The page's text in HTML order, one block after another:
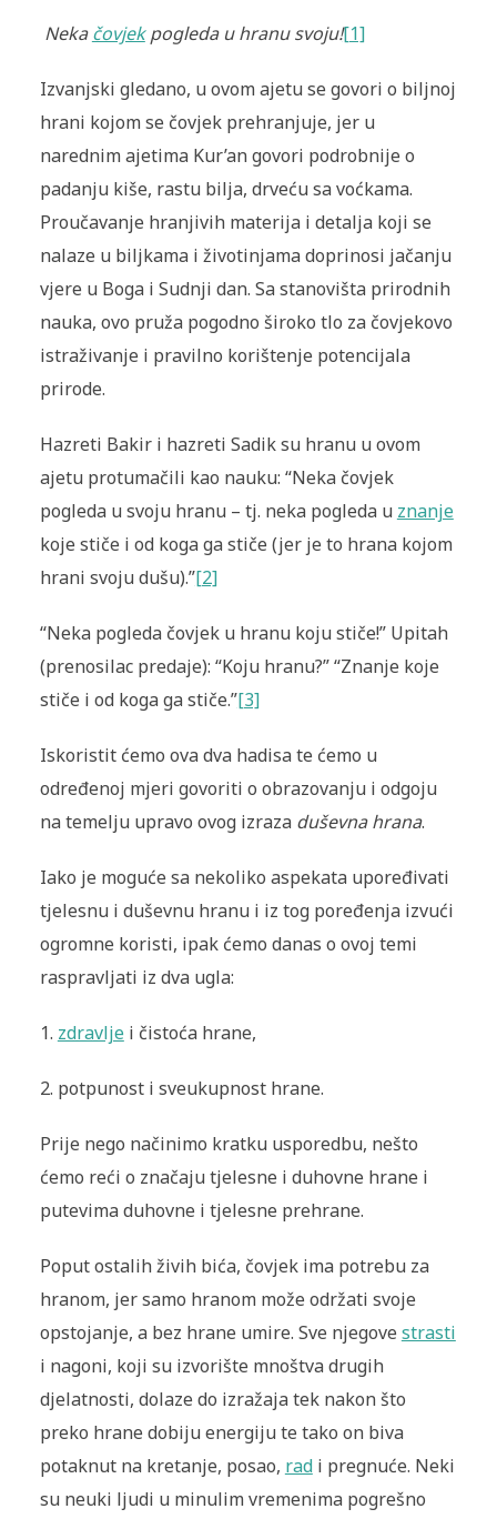
Nekačovjekpogleda u hranu svoju![1]
Izvanjski gledano, u ovom ajetu se govori o biljnoj
hrani kojom se čovjek prehranjuje, jer u
narednim ajetima Kur’an govori podrobnije o
padanju kiše, rastu bilja, drveću sa voćkama.
Proučavanje hranjivih materija i detalja koji se
nalaze u biljkama i životinjama doprinosi jačanju
vjere u Boga i Sudnji dan. Sa stanovišta prirodnih
nauka, ovo pruža pogodno široko tlo za čovjekovo
istraživanje i pravilno korištenje potencijala
prirode.
Hazreti Bakir i hazreti Sadik su hranu u ovom
ajetu protumačili kao nauku: “Neka čovjek
pogleda u svoju hranu – tj. neka pogleda u znanje
koje stiče i od koga ga stiče (jer je to hrana kojom
hrani svoju dušu).”[2]
“Neka pogleda čovjek u hranu koju stiče!” Upitah
(prenosilac predaje): “Koju hranu?” “Znanje koje
stiče i od koga ga stiče.”[3]
Iskoristit ćemo ova dva hadisa te ćemo u
određenoj mjeri govoriti o obrazovanju i odgoju
na temelju upravo ovog izraza duševna hrana.
Iako je moguće sa nekoliko aspekata upoređivati
tjelesnu i duševnu hranu i iz tog poređenja izvući
ogromne koristi, ipak ćemo danas o ovoj temi
raspravljati iz dva ugla:
1. zdravljei čistoća hrane,
2. potpunost i sveukupnost hrane.
Prije nego načinimo kratku usporedbu, nešto
ćemo reći o značaju tjelesne i duhovne hrane i
putevima duhovne i tjelesne prehrane.
Poput ostalih živih bića, čovjek ima potrebu za
hranom, jer samo hranom može održati svoje
opstojanje, a bez hrane umire. Sve njegove strasti
i nagoni, koji su izvorište mnoštva drugih
djelatnosti, dolaze do izražaja tek nakon što
preko hrane dobiju energiju te tako on biva
potaknut na kretanje, posao, radi pregnuće. Neki
su neuki ljudi u minulim vremenima pogrešno